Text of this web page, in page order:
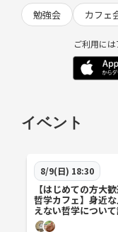
勉強会 カフェ
ご利用に
イベント
8/9(日) 18:30
【はじめての方大
哲学カフェ】身近
えない哲学につい